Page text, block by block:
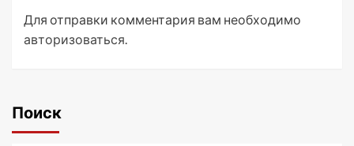
Для отправки комментария вам необходимо
авторизоваться.
Поиск